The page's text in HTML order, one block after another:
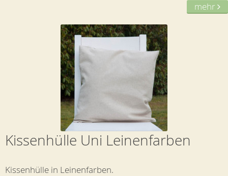
mehr
Kissenhülle Uni Leinenfarben
Kissenhülle in Leinenfarben.